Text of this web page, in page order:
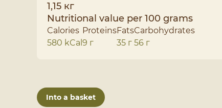
1,15 кг
Nutritional value per 100 grams
Calories
580 kCal
Proteins
9 г
Fats
35 г
Carbohydrates
56 г
Into a basket